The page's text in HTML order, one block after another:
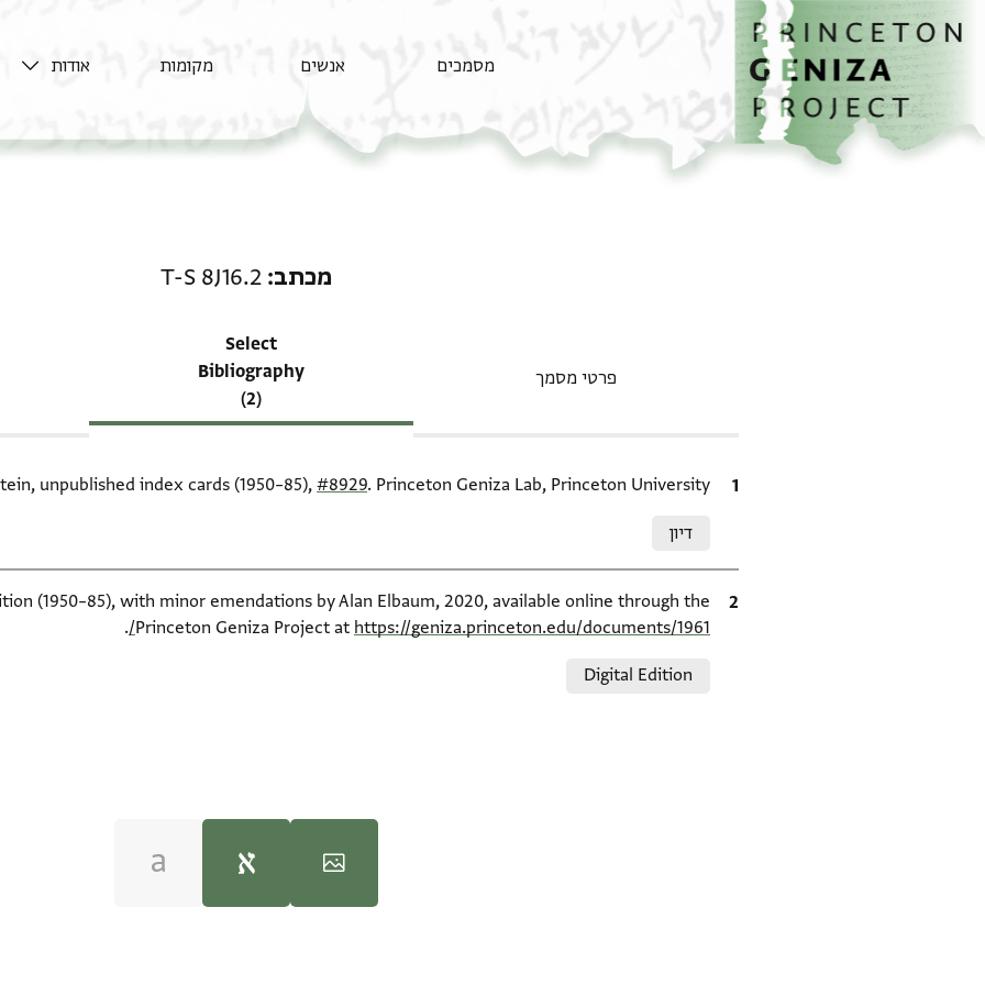
דילוג לתוכן
דף הבית
מסמכים אנשים מקומות אודות
מכתב T-S 8J16.2
פרטי מסמך
Select
Bibliography
(2)
ציטוט unpublished index cards (1950–85), #8929. Princeton Geniza Lab, Princeton University.
דיון
ציטוט
(1950–85), with minor emendations by Alan Elbaum, 2020, available online through the
Princeton Geniza Project at https://geniza.princeton.edu/documents/1961/
.
Digital Edition